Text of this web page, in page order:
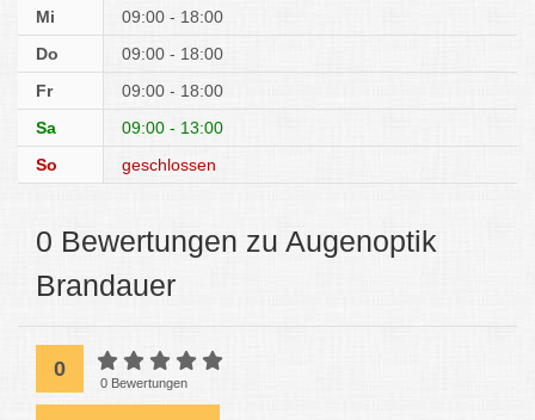
Mi
09:00 - 18:00
Do
09:00 - 18:00
Fr
09:00 - 18:00
Sa
09:00 - 13:00
So
geschlossen
0 Bewertungen zu Augenoptik
Brandauer
0
0 Bewertungen